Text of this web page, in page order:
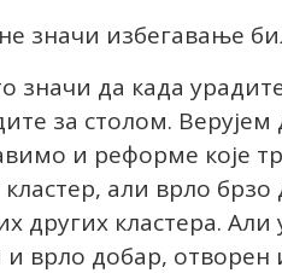
значи избегавање
значи да када
за столом.
и реформе које
али врло
других кластера.
врло добар, отворен